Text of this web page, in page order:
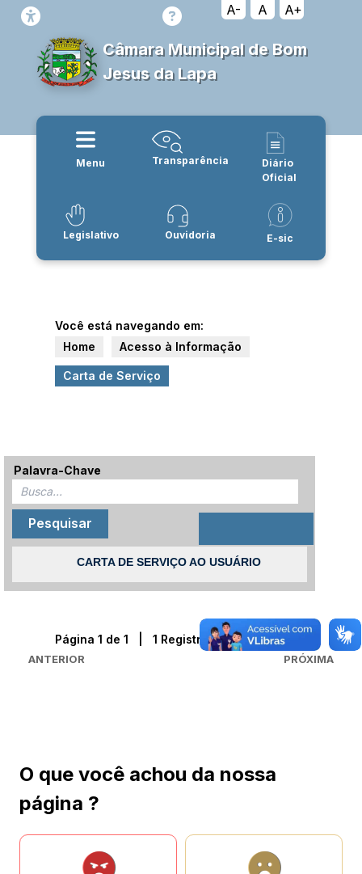
A- A A+
Câmara Municipal de Bom
Jesus da Lapa
Menu Transparência
Diário
Oficial
Legislativo Ouvidoria E-sic
Você está navegando em:
Home
Acesso à Informação
Carta de Serviço
Palavra-Chave
CARTA DE SERVIÇO AO USUÁRIO
ANTERIOR
Página 1 de 1 | 1 Registro(s) encontrado(s)
PRÓXIMA
O que você achou da nossa
página ?